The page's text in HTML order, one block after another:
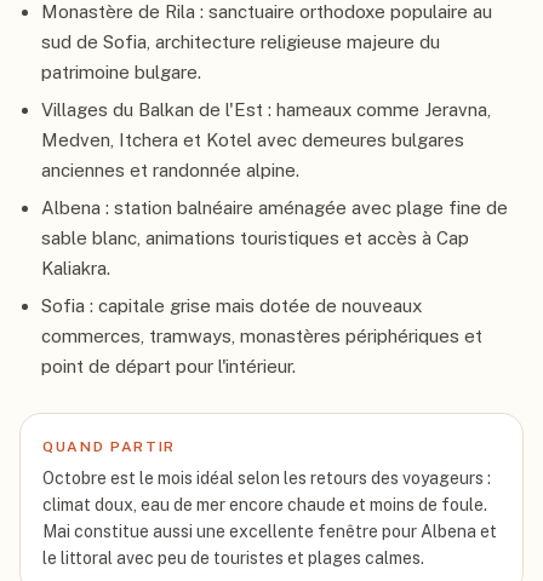
Monastère de Rila : sanctuaire orthodoxe populaire au
sud de Sofia, architecture religieuse majeure du
patrimoine bulgare.
Villages du Balkan de l'Est : hameaux comme Jeravna,
Medven, Itchera et Kotel avec demeures bulgares
anciennes et randonnée alpine.
Albena : station balnéaire aménagée avec plage fine de
sable blanc, animations touristiques et accès à Cap
Kaliakra.
Sofia : capitale grise mais dotée de nouveaux
commerces, tramways, monastères périphériques et
point de départ pour l'intérieur.
QUAND PARTIR
Octobre est le mois idéal selon les retours des voyageurs :
climat doux, eau de mer encore chaude et moins de foule.
Mai constitue aussi une excellente fenêtre pour Albena et
le littoral avec peu de touristes et plages calmes.